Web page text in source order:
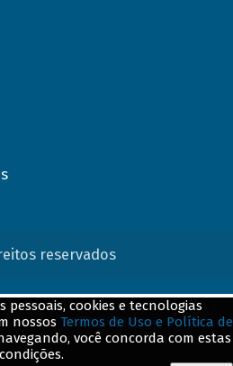
reservados
pessoais, cookies e tecnologias
nossos Termos de Uso e Política de
você concorda com estas
condições.